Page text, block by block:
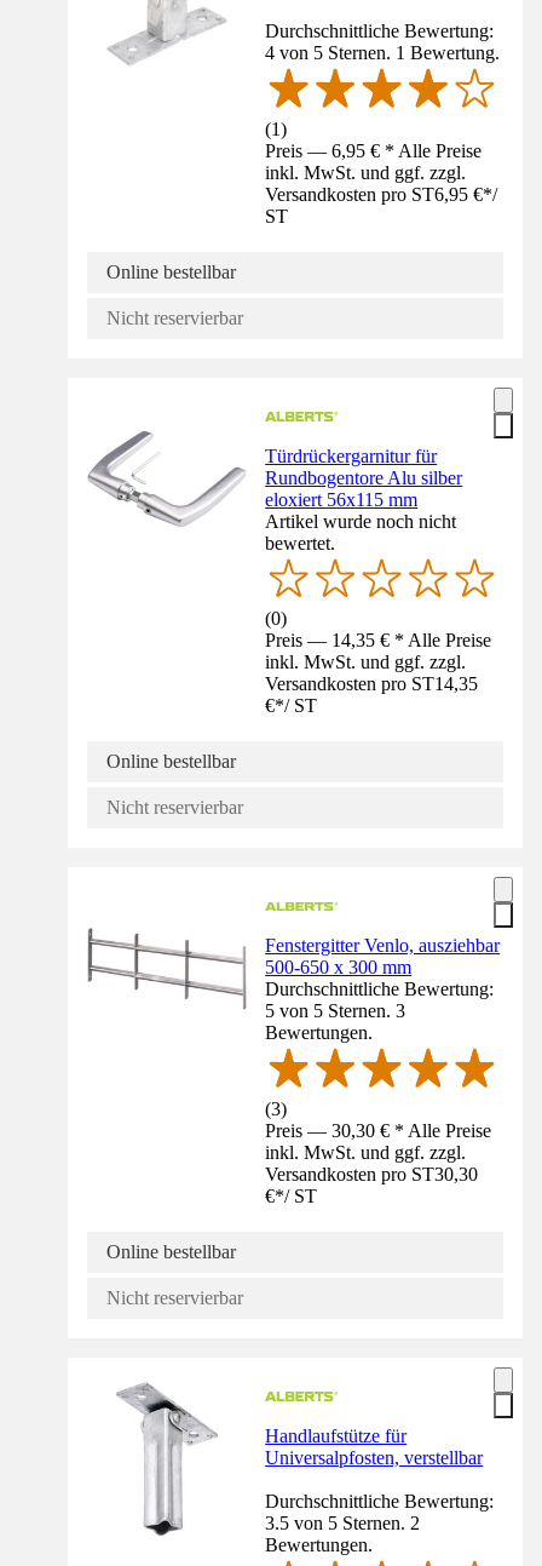
Durchschnittliche Bewertung:
4 von 5 Sternen. 1 Bewertung.
(1)
Preis — 6,95 € * Alle Preise
inkl. MwSt. und ggf. zzgl.
Versandkosten pro ST6,95 €*/
ST
Online bestellbar
Nicht reservierbar
Türdrückergarnitur für
Rundbogentore Alu silber
eloxiert 56x115 mm
Artikel wurde noch nicht
bewertet.
(0)
Preis — 14,35 € * Alle Preise
inkl. MwSt. und ggf. zzgl.
Versandkosten pro ST14,35
€*/ ST
Online bestellbar
Nicht reservierbar
Fenstergitter Venlo, ausziehbar
500-650 x 300 mm
Durchschnittliche Bewertung:
5 von 5 Sternen. 3
Bewertungen.
(3)
Preis — 30,30 € * Alle Preise
inkl. MwSt. und ggf. zzgl.
Versandkosten pro ST30,30
€*/ ST
Online bestellbar
Nicht reservierbar
Handlaufstütze für
Universalpfosten, verstellbar
Durchschnittliche Bewertung:
3.5 von 5 Sternen. 2
Bewertungen.